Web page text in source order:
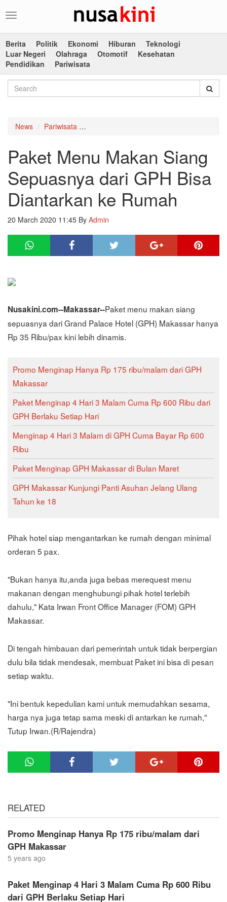
Toggle
Berita
Politik Ekonomi Hiburan
Teknologi
Luar Negeri
Olahraga Otomotif
Kesehatan
Pendidikan
Pariwisata
News Pariwisata
Paket Menu Makan Siang
Sepuasnya dari GPH Bisa
Diantarkan ke Rumah
20 March 2020 11:45 By Admin
Nusakini.com--Makassar--Paket menu makan siang
sepuasnya dari Grand Palace Hotel (GPH) Makassar hanya
Rp 35 Ribu/pax kini lebih dinamis.
Promo Menginap Hanya Rp 175 ribu/malam dari GPH
Makassar
Paket Menginap 4 Hari 3 Malam Cuma Rp 600 Ribu dari
GPH Berlaku Setiap Hari
Menginap 4 Hari 3 Malam di GPH Cuma Bayar Rp 600
Ribu
Paket Menginap GPH Makassar di Bulan Maret
GPH Makassar Kunjungi Panti Asuhan Jelang Ulang
Tahun ke 18
Pihak hotel siap mengantarkan ke rumah dengan minimal
orderan 5 pax.
"Bukan hanya itu,anda juga bebas merequest menu
makanan dengan menghubungi pihak hotel terlebih
dahulu," Kata Irwan Front Office Manager (FOM) GPH
Makassar.
Di tengah himbauan dari pemerintah untuk tidak berpergian
dulu bila tidak mendesak, membuat Paket ini bisa di pesan
setiap waktu.
"Ini bentuk kepedulian kami untuk memudahkan sesama,
harga nya juga tetap sama meski di antarkan ke rumah,"
Tutup Irwan.(R/Rajendra)
RELATED
Promo Menginap Hanya Rp 175 ribu/malam dari
GPH Makassar
5 years ago
Paket Menginap 4 Hari 3 Malam Cuma Rp 600 Ribu
dari GPH Berlaku Setiap Hari